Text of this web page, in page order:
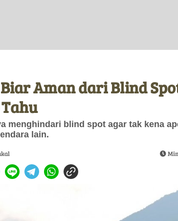
Aman dari Blind
menghindari blind spot agar tak kena
lain.